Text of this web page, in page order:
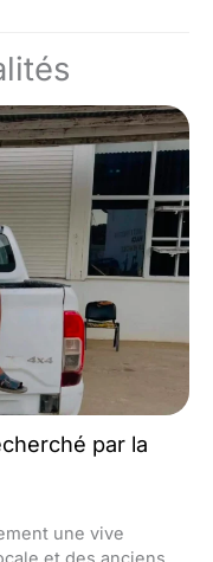
par la
une vive